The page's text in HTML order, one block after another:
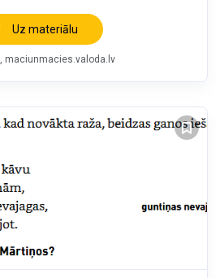
Uz materiālu
maciunmacies.valoda.lv